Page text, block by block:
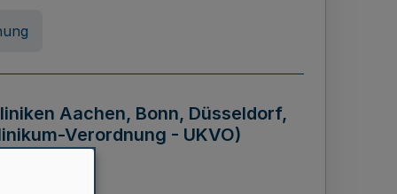
Aachen, Bonn, Düsseldorf,
Verordnung - UKVO)